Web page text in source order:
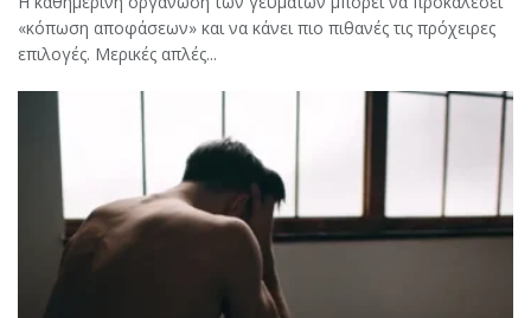
«κόπωση αποφάσεων» και να κάνει πιο πιθανές τις πρόχειρες
επιλογές. Μερικές απλές...